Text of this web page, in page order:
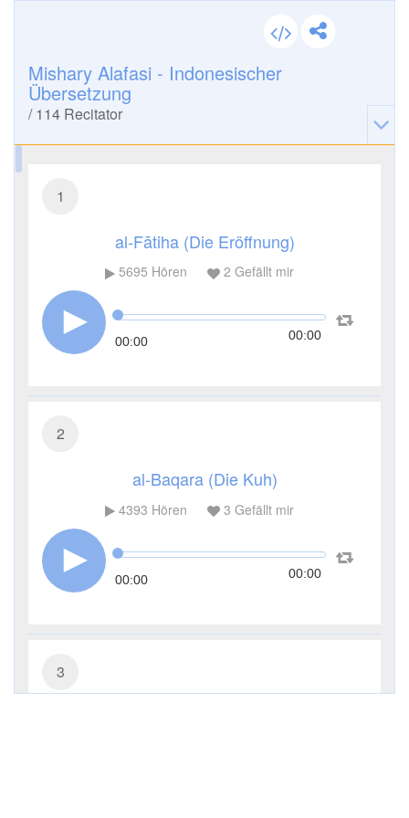
Mishary Alafasi - Indonesischer
Übersetzung
/114 Recitator
1
al-Fātiha (Die Eröffnung)
5695 Hören 2 Gefällt mir
00:00 00:00
2
al-Baqara (Die Kuh)
4393 Hören 3 Gefällt mir
00:00 00:00
3